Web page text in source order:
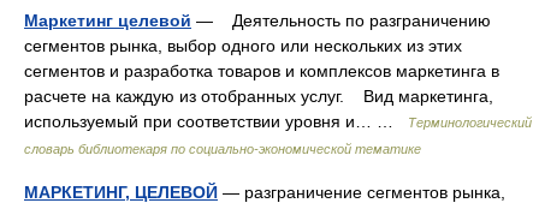
Маркетинг целевой — Деятельность по разграничению
сегментов рынка, выбор одного или нескольких из этих
сегментов и разработка товаров и комплексов маркетинга в
расчете на каждую из отобранных услуг. Вид маркетинга,
используемый при соответствии уровня и… …
Терминологический
словарь библиотекаря по социально-экономической тематике
МАРКЕТИНГ, ЦЕЛЕВОЙ — разграничение сегментов рынка,